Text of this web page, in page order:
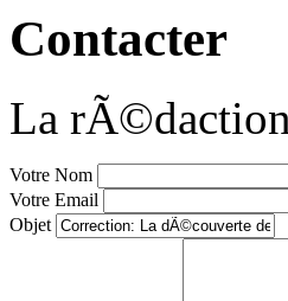
Contacter
La
Votre Nom
Votre Email
Objet